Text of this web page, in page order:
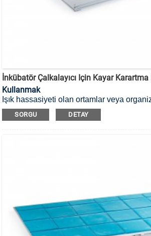
İnkübatör Çalkalayıcı Için Kayar
Kullanmak
Işık hassasiyeti olan ortamlar veya
uygundur. Herhangi bir radobio inkübatör
istenmeyen gün ışığını önlemek için
SORGU DETAY